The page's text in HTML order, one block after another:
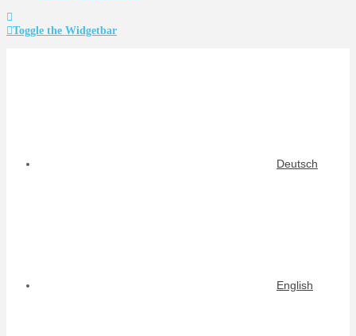
Toggle the Widgetbar
Deutsch
English